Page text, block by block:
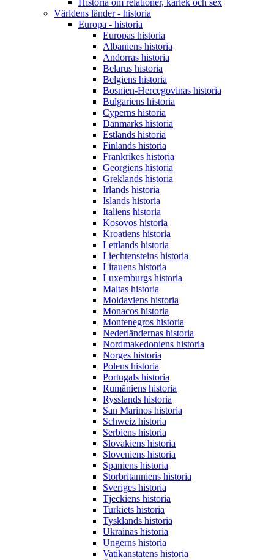
Historia om relationer, kärlek och sex
Världens länder - historia
Europa - historia
Europas historia
Albaniens historia
Andorras historia
Belarus historia
Belgiens historia
Bosnien-Hercegovinas historia
Bulgariens historia
Cyperns historia
Danmarks historia
Estlands historia
Finlands historia
Frankrikes historia
Georgiens historia
Greklands historia
Irlands historia
Islands historia
Italiens historia
Kosovos historia
Kroatiens historia
Lettlands historia
Liechtensteins historia
Litauens historia
Luxemburgs historia
Maltas historia
Moldaviens historia
Monacos historia
Montenegros historia
Nederländernas historia
Nordmakedoniens historia
Norges historia
Polens historia
Portugals historia
Rumäniens historia
Rysslands historia
San Marinos historia
Schweiz historia
Serbiens historia
Slovakiens historia
Sloveniens historia
Spaniens historia
Storbritanniens historia
Sveriges historia
Tjeckiens historia
Turkiets historia
Tysklands historia
Ukrainas historia
Ungerns historia
Vatikanstatens historia